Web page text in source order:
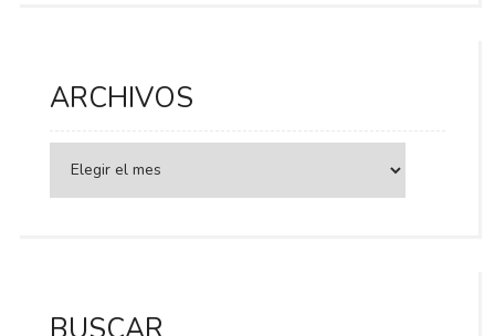
ARCHIVOS